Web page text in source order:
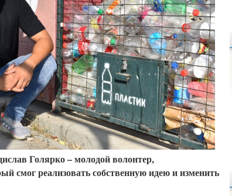
Голярко – молодой волонтер,
смог реализовать собственную идею и изменить
180
Северо-
Казахстанская
область